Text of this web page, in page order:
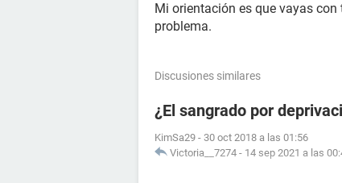
Mi orientación es que vayas
problema.
Discusiones similares
¿El sangrado por
KimSa29 - 30 oct 2018 a las 01:56
Victoria__7274 - 14 sep 2021 a las